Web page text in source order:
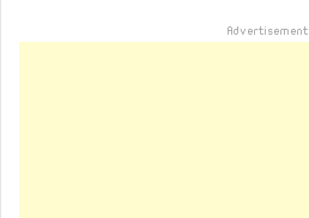
Advertisement